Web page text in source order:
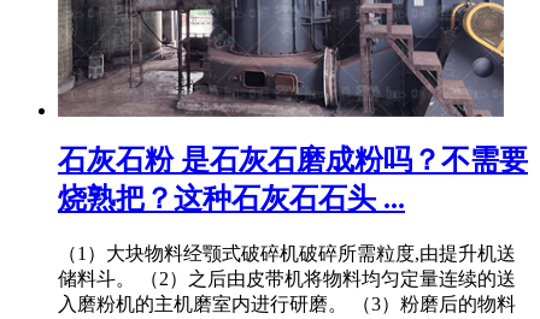
石灰石粉 是石灰石磨成粉吗？不需要
烧熟把？这种石灰石石头 ...
（1）大块物料经颚式破碎机破碎所需粒度,由提升机送
储料斗。 （2）之后由皮带机将物料均匀定量连续的送
入磨粉机的主机磨室内进行研磨。 （3）粉磨后的物料